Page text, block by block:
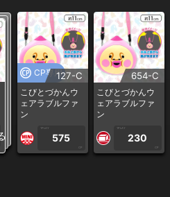
CP専用127-C
こびとづかんウ
ェアラブルファ
ン
1PLAY
575
CP
654-C
こびとづかんウ
ェアラブルファ
ン
1PLAY
230
CP